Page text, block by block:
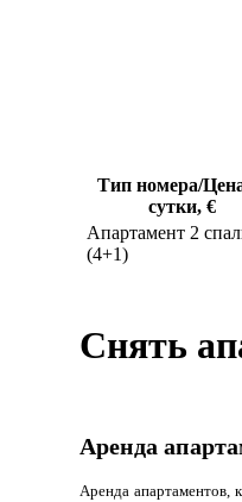
Тип номера/
сутки, €
Апартамент 2
(4+1)
Снять
Аренда
Аренда апартаментов,